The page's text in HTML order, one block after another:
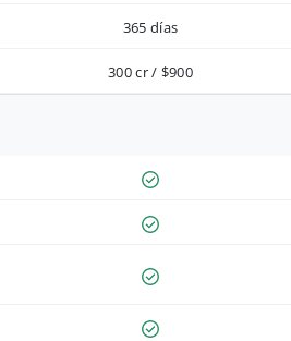
365 días
300 cr / $900